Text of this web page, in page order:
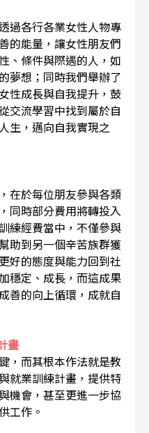
過各行各業女性人物專
的能量，讓女性朋友們
、條件與際遇的人，如
夢想；同時我們舉辦了
性成長與自我提升，鼓
交流學習中找到屬於自
生，邁向自我實現之
在於每位朋友參與各類
同時部分費用將轉投入
練經費當中，不僅參與
助到另一個辛苦族群獲
好的態度與能力回到社
穩定、成長，而這成果
善的向上循環，成就自
畫
，而其根本作法就是教
就業訓練計畫，提供特
機會，甚至更進一步協
工作。